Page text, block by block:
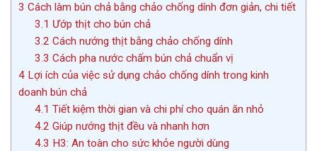
3 Cách làm bún chả bằng chảo chống dính đơn giản, chi tiết
3.1 Ướp thịt cho bún chả
3.2 Cách nướng thịt bằng chảo chống dính
3.3 Cách pha nước chấm bún chả chuẩn vị
4 Lợi ích của việc sử dụng chảo chống dính trong kinh
doanh bún chả
4.1 Tiết kiệm thời gian và chi phí cho quán ăn nhỏ
4.2 Giúp nướng thịt đều và nhanh hơn
4.3 H3: An toàn cho sức khỏe người dùng